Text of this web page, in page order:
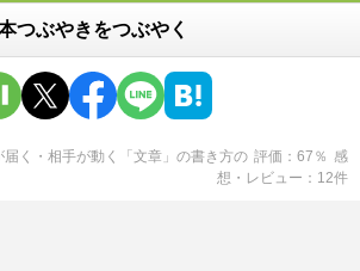
つぶやきをつぶやく
く・相手が動く「文章」の書き方の 評価 67 ％ 感
想・レビュー
12件